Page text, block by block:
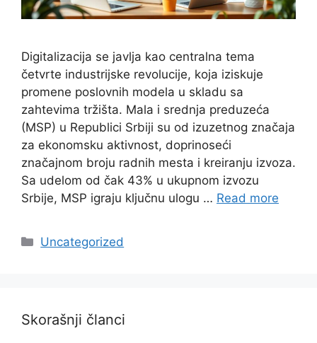
Digitalizacija se javlja kao centralna tema
četvrte industrijske revolucije, koja iziskuje
promene poslovnih modela u skladu sa
zahtevima tržišta. Mala i srednja preduzeća
(MSP) u Republici Srbiji su od izuzetnog značaja
za ekonomsku aktivnost, doprinoseći
značajnom broju radnih mesta i kreiranju izvoza.
Sa udelom od čak 43% u ukupnom izvozu
Srbije, MSP igraju ključnu ulogu … Read more
Categories
Uncategorized
Skorašnji članci